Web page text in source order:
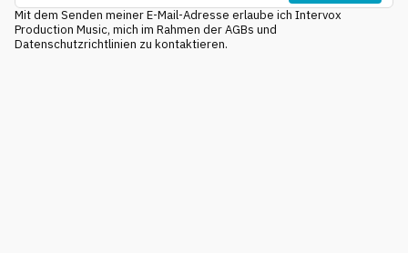
Mit dem Senden meiner E-Mail-Adresse erlaube ich Intervox
Production Music, mich im Rahmen der AGBs und
Datenschutzrichtlinien zu kontaktieren.